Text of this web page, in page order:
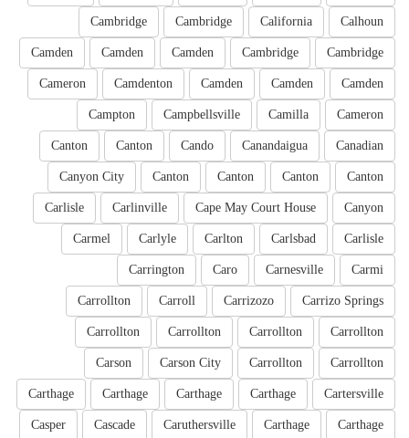
Calhoun
California
Cambridge
Cambridge
Cambridge
Cambridge
Camden
Camden
Camden
Camden
Camden
Camden
Camdenton
Cameron
Cameron
Camilla
Campbellsville
Campton
Canadian
Canandaigua
Cando
Canton
Canton
Canton
Canton
Canton
Canton
Canyon City
Canyon
Cape May Court House
Carlinville
Carlisle
Carlisle
Carlsbad
Carlton
Carlyle
Carmel
Carmi
Carnesville
Caro
Carrington
Carrizo Springs
Carrizozo
Carroll
Carrollton
Carrollton
Carrollton
Carrollton
Carrollton
Carrollton
Carrollton
Carson City
Carson
Cartersville
Carthage
Carthage
Carthage
Carthage
Carthage
Carthage
Caruthersville
Cascade
Casper